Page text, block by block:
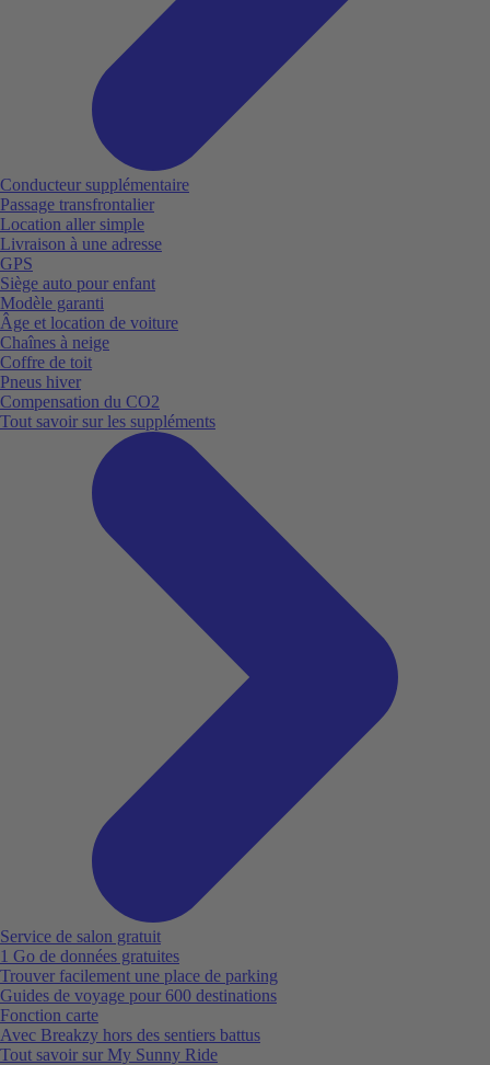
Conducteur supplémentaire
Passage transfrontalier
Location aller simple
Livraison à une adresse
GPS
Siège auto pour enfant
Modèle garanti
Âge et location de voiture
Chaînes à neige
Coffre de toit
Pneus hiver
Compensation du CO2
Tout savoir sur les suppléments
Service de salon gratuit
1 Go de données gratuites
Trouver facilement une place de parking
Guides de voyage pour 600 destinations
Fonction carte
Avec Breakzy hors des sentiers battus
Tout savoir sur My Sunny Ride